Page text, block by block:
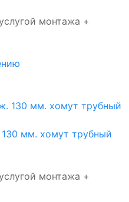
монтажа +
мм. хомут трубный
монтажа +